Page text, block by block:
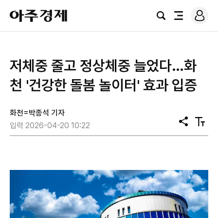
아
주
경
검
전
로
그
저체중 줄고 정상체중 늘었다…화
천 '건강한 돌봄 놀이터' 효과 입증
화천=박종석 기자
입력 2026-04-20 10:22
공
유
텍
스